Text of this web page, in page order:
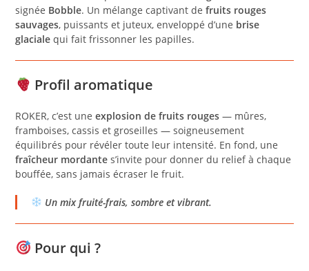
signée Bobble. Un mélange captivant defruits rouges
sauvages, puissants et juteux, enveloppé d’une brise
glaciale qui fait frissonner les papilles.
Profil aromatique
ROKER, c’est uneexplosion de fruits rouges — mûres,
framboises, cassis et groseilles — soigneusement
équilibrés pour révéler toute leur intensité. En fond, une
fraîcheur mordante s’invite pour donner du relief à chaque
bouffée, sans jamais écraser le fruit.
Un mix fruité-frais, sombre et vibrant.
Pour qui ?